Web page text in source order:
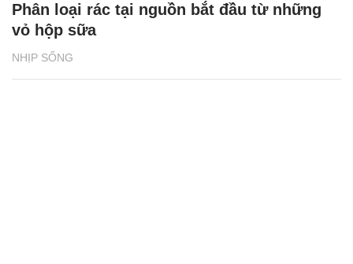
NHỊP SỐNG
Phân loại rác tại nguồn bắt đầu từ những
vỏ hộp sữa